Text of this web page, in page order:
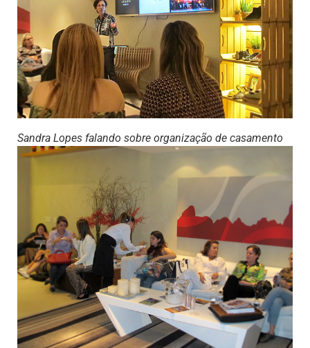
Sandra Lopes falando sobre organização de casamento